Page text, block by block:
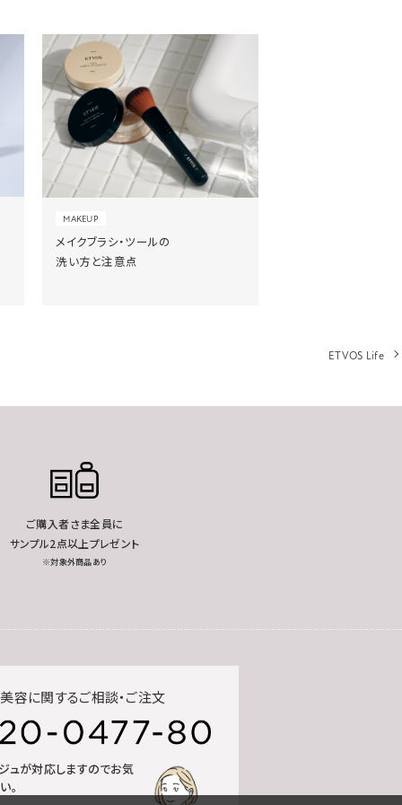
MAKEUP
メイクブラシ・ツールの
洗い方と注意点
ETVOS Life
ご購入者さま全員に
サンプル2点以上プレゼント
※対象外商品あり
容に関するご相談・ご注文
ュが対応しますのでお気
。